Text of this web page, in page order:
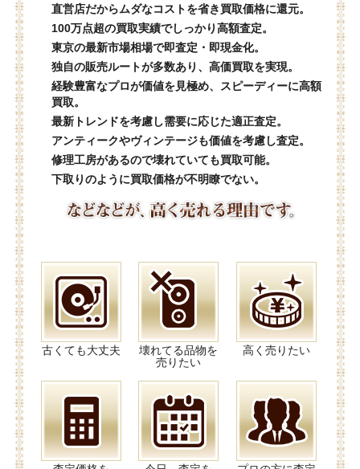
直営店だからムダなコストを省き買取価格に還元。
100万点超の買取実績でしっかり高額査定。
東京の最新市場相場で即査定・即現金化。
独自の販売ルートが多数あり、高価買取を実現。
経験豊富なプロが価値を見極め、スピーディーに高額
買取。
最新トレンドを考慮し需要に応じた適正査定。
アンティークやヴィンテージも価値を考慮し査定。
修理工房があるので壊れていても買取可能。
下取りのように買取価格が不明瞭でない。
古くても大丈夫
壊れてる品物を
売りたい
高く売りたい